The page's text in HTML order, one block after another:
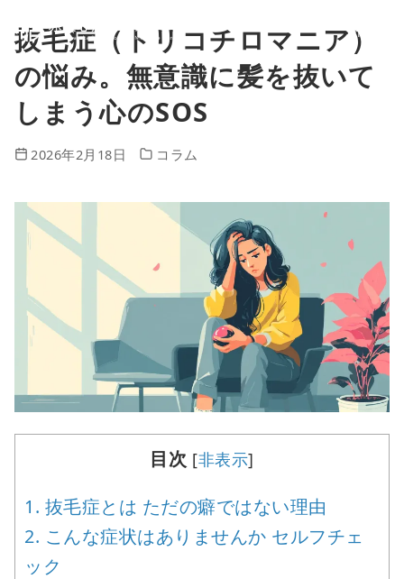
コ
ン
ツ
抜毛症（トリコチロマニア）
の悩み。無意識に髪を抜いて
しまう心のSOS
2026年2月18日 コラム
目次 [非表示]
1. 抜毛症とは ただの癖ではない理由
2. こんな症状はありませんか セルフチェ
ック